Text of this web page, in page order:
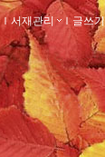
ｌ서재관리 ｌ 글쓰기